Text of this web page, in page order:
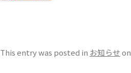
This entry was posted in お知らせon